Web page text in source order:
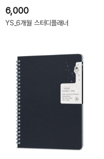
6,000
YS_6개월 스터디플래너